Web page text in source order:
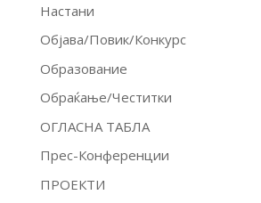
Настани
Објава/Повик/Конкурс
Образование
Обраќање/Честитки
ОГЛАСНА ТАБЛА
Прес-Конференции
ПРОЕКТИ